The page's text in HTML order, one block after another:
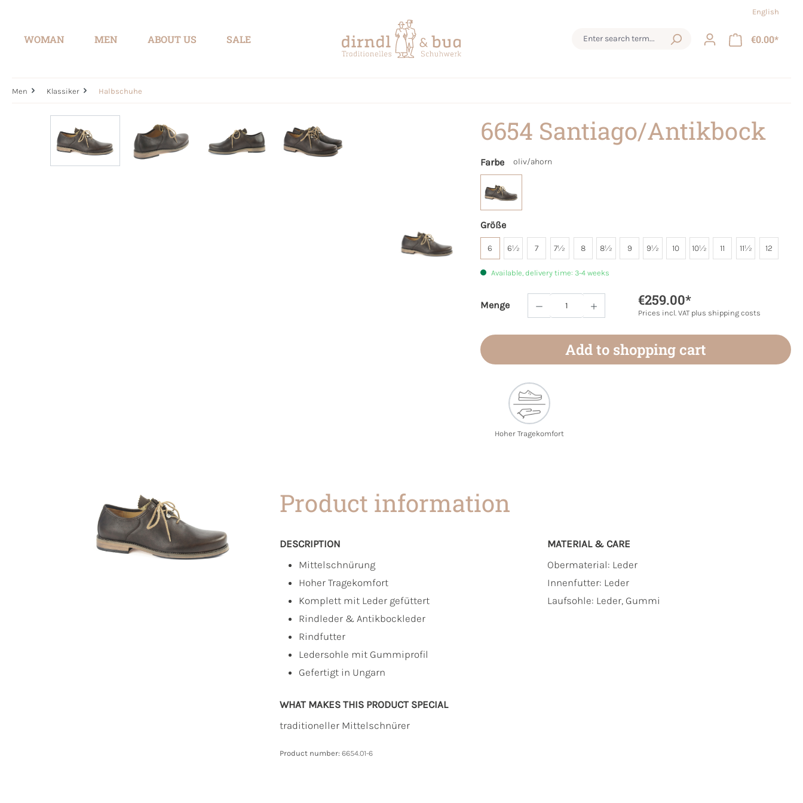
English
WOMAN MEN ABOUT US SALE €0.00*
Men Klassiker Halbschuhe
6654 Santiago/Antikbock
Farbe oliv/ahorn
Größe
6 6½ 7 7½ 8 8½ 9 9½ 10 10½ 11 11½ 12
Available, delivery time: 3-4 weeks
Menge
Product Quantity: Enter the desired amount or
€259.00*
Prices incl. VAT plus shipping costs
Add to shopping cart
Hoher Tragekomfort
Product information
DESCRIPTION
Mittelschnürung
Hoher Tragekomfort
Komplett mit Leder gefüttert
Rindleder & Antikbockleder
Rindfutter
Ledersohle mit Gummiprofil
Gefertigt in Ungarn
MATERIAL & CARE
Obermaterial: Leder
Innenfutter: Leder
Laufsohle: Leder, Gummi
WHAT MAKES THIS PRODUCT SPECIAL
traditioneller Mittelschnürer
Product number: 6654.01-6